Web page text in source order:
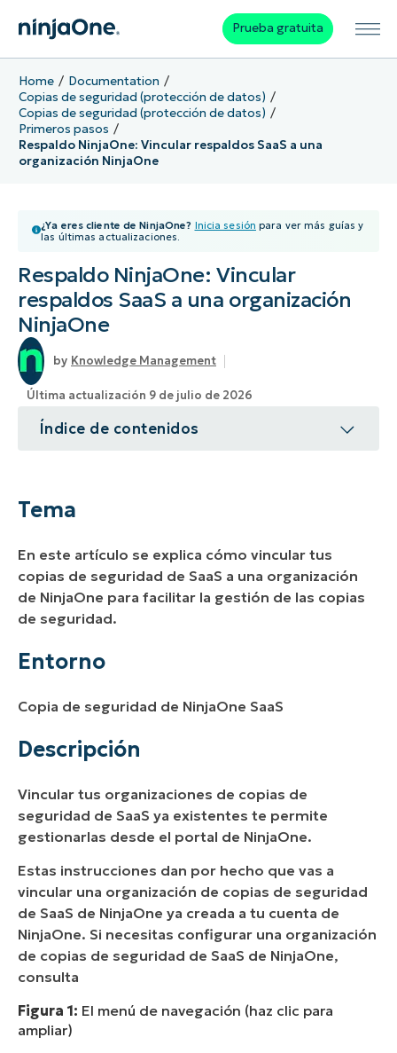
Prueba gratuita
Home
Documentation
Copias de seguridad (protección de datos)
Copias de seguridad (protección de datos)
Primeros pasos
Respaldo NinjaOne: Vincular respaldos SaaS a una
organización NinjaOne
¿Ya eres cliente de NinjaOne? Inicia sesión para ver más guías y
las últimas actualizaciones.
Respaldo NinjaOne: Vincular
respaldos SaaS a una organización
NinjaOne
Knowledge Management
Última actualización 9 de julio de 2026
Índice de contenidos
Recursos adicionales
Tema
En este artículo se explica cómo vincular tus
copias de seguridad de SaaS a una organización
de NinjaOne para facilitar la gestión de las copias
de seguridad.
Entorno
Copia de seguridad de NinjaOne SaaS
Descripción
Vincular tus organizaciones de copias de
seguridad de SaaS ya existentes te permite
gestionarlas desde el portal de NinjaOne.
Estas instrucciones dan por hecho que vas a
vincular una organización de copias de seguridad
de SaaS de NinjaOne ya creada a tu cuenta de
NinjaOne. Si necesitas configurar una organización
de copias de seguridad de SaaS de NinjaOne,
consulta
Figura 1: El menú de navegación (haz clic para
ampliar)